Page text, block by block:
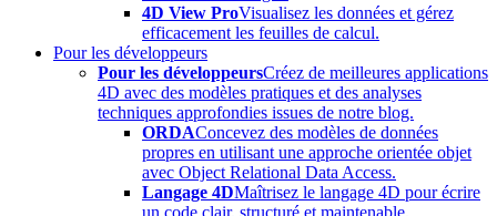
4D View ProVisualisez les données et gérez
efficacement les feuilles de calcul.
Pour les développeurs
Pour les développeursCréez de meilleures applications
4D avec des modèles pratiques et des analyses
techniques approfondies issues de notre blog.
ORDAConcevez des modèles de données
propres en utilisant une approche orientée objet
avec Object Relational Data Access.
Langage 4DMaîtrisez le langage 4D pour écrire
un code clair, structuré et maintenable.